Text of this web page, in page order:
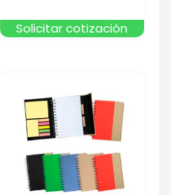
Solicitar cotización